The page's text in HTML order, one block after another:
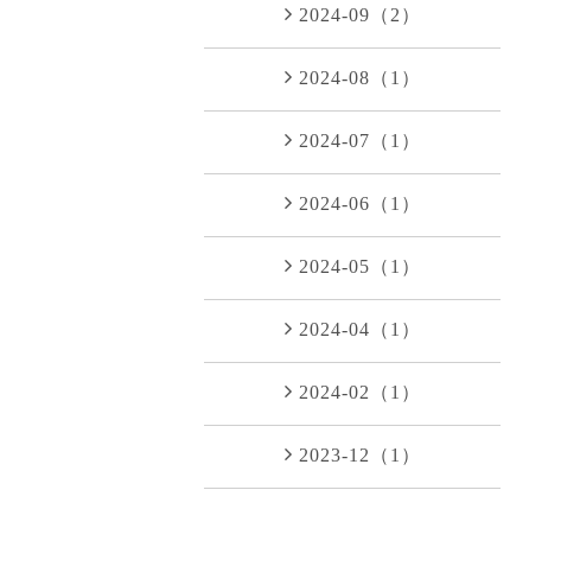
2024-09（2）
2024-08（1）
2024-07（1）
2024-06（1）
2024-05（1）
2024-04（1）
2024-02（1）
2023-12（1）